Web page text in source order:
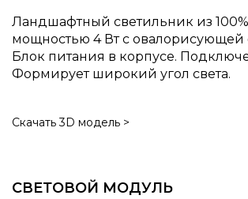
Ландшафтный светильник из 100%
мощностью 4 Вт с овалорисующей
Блок питания в корпусе.
Формирует широкий угол света.
Скачать 3D модель >
СВЕТОВОЙ МОДУЛЬ